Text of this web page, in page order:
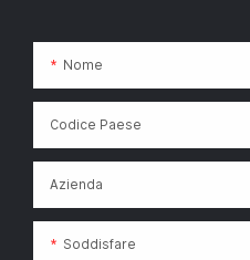
Nome
Codice Paese
Azienda
Soddisfare